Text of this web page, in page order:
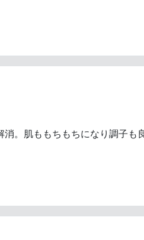
。肌ももちもちになり調子も